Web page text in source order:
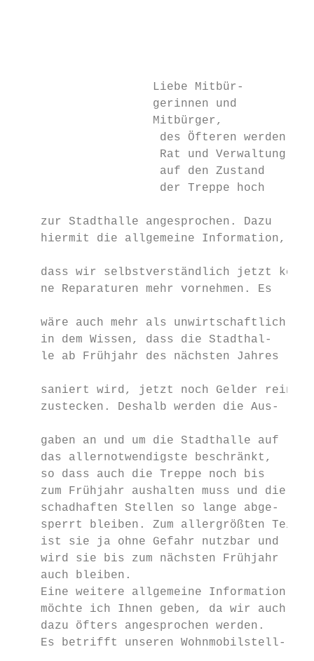
Liebe Mitbür-
gerinnen und
Mitbürger,
des Öfteren werden
Rat und Verwaltung
auf den Zustand
der Treppe hoch
zur Stadthalle angesprochen. Dazu
hiermit die allgemeine Information,
dass wir selbstverständlich jetzt
ne Reparaturen mehr vornehmen. Es
wäre auch mehr als unwirtschaftlich,
in dem Wissen, dass die Stadthal-
le ab Frühjahr des nächsten Jahres
saniert wird, jetzt noch Gelder rein-
zustecken. Deshalb werden die Aus-
gaben an und um die Stadthalle auf
das allernotwendigste beschränkt,
so dass auch die Treppe noch bis
zum Frühjahr aushalten muss und die
schadhaften Stellen so lange abge-
sperrt bleiben. Zum allergrößten Teil
ist sie ja ohne Gefahr nutzbar und
wird sie bis zum nächsten Frühjahr
auch bleiben.
Eine weitere allgemeine Information
möchte ich Ihnen geben, da wir auch
dazu öfters angesprochen werden.
Es betrifft unseren Wohnmobilstell-